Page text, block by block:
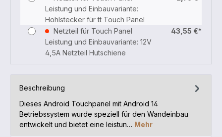
Leistung und Einbauvariante:
Hohlstecker für tt Touch Panel
Netzteil für Touch Panel
Leistung und Einbauvariante: 12V
4,5A Netzteil Hutschiene
43,55 €*
Beschreibung
Dieses Android Touchpanel mit Android 14
Betriebssystem wurde speziell für den Wandeinbau
entwickelt und bietet eine leistun… Mehr